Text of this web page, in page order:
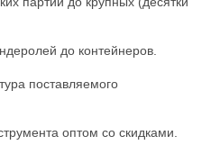
до контейнеров.
поставляемого
оптом со скидками.